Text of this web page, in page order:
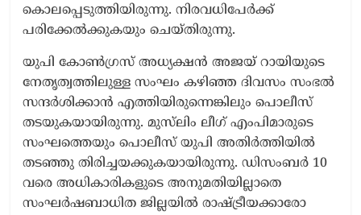
കൊലപ്പെടുത്തിയിരുന്നു. നിരവധിപേർക്ക്
പരിക്കേൽക്കുകയും ചെയ്തിരുന്നു.
യുപി കോൺഗ്രസ് അധ്യക്ഷൻ അജയ് റായിയുടെ
നേതൃത്വത്തിലുള്ള സംഘം കഴിഞ്ഞ ദിവസം സംഭൽ
സന്ദർശിക്കാൻ എത്തിയിരുന്നെങ്കിലും പൊലീസ്
തടയുകയായിരുന്നു. മുസ്‌ലിം ലീഗ് എംപിമാരുടെ
സംഘത്തെയും പൊലീസ് യുപി അതിർത്തിയിൽ
തടഞ്ഞു തിരിച്ചയക്കുകയായിരുന്നു. ഡിസംബർ 10
വരെ അധികാരികളുടെ അനുമതിയില്ലാതെ
സംഘർഷബാധിത ജില്ലയിൽ രാഷ്ട്രീയക്കാരോ